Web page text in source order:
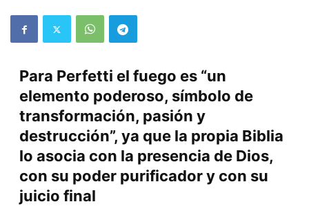
Para Perfetti el fuego es “un
elemento poderoso, símbolo de
transformación, pasión y
destrucción”, ya que la propia Biblia
lo asocia con la presencia de Dios,
con su poder purificador y con su
juicio final